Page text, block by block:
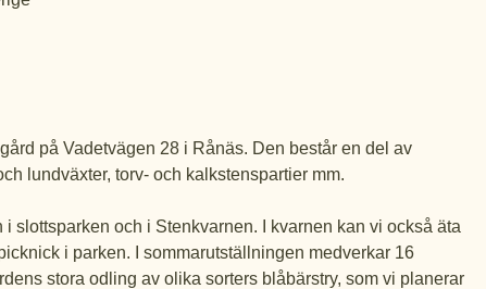
på Vadetvägen 28 i Rånäs. Den består en del av
lundväxter, torv- och kalkstenspartier mm.
slottsparken och i Stenkvarnen. I kvarnen kan vi också äta
i parken. I sommarutställningen medverkar 16
stora odling av olika sorters blåbärstry, som vi planerar